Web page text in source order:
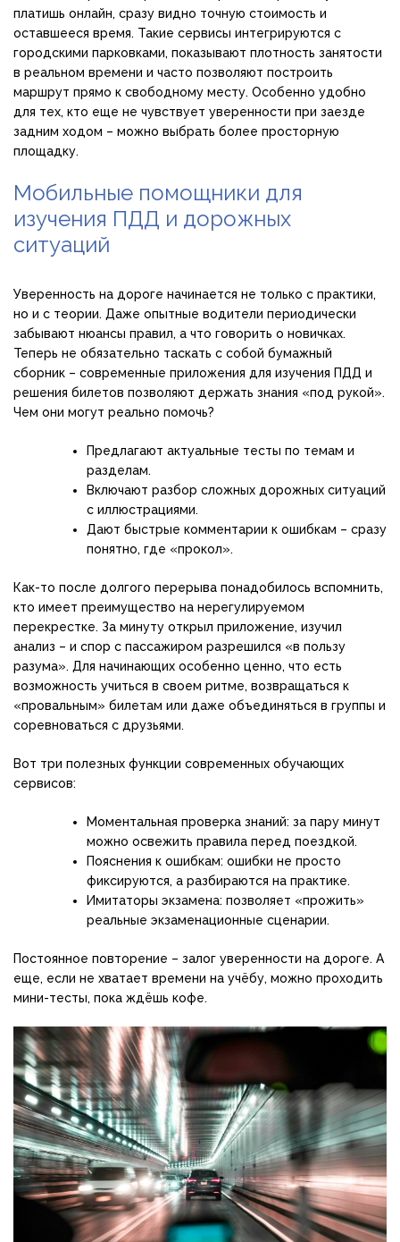
платишь онлайн, сразу видно точную стоимость и
оставшееся время. Такие сервисы интегрируются с
городскими парковками, показывают плотность занятости
в реальном времени и часто позволяют построить
маршрут прямо к свободному месту. Особенно удобно
для тех, кто еще не чувствует уверенности при заезде
задним ходом – можно выбрать более просторную
площадку.
Мобильные помощники для
изучения ПДД и дорожных
ситуаций
Уверенность на дороге начинается не только с практики,
но и с теории. Даже опытные водители периодически
забывают нюансы правил, а что говорить о новичках.
Теперь не обязательно таскать с собой бумажный
сборник – современные приложения для изучения ПДД и
решения билетов позволяют держать знания «под рукой».
Чем они могут реально помочь?
Предлагают актуальные тесты по темам и
разделам.
Включают разбор сложных дорожных ситуаций
с иллюстрациями.
Дают быстрые комментарии к ошибкам – сразу
понятно, где «прокол».
Как-то после долгого перерыва понадобилось вспомнить,
кто имеет преимущество на нерегулируемом
перекрестке. За минуту открыл приложение, изучил
анализ – и спор с пассажиром разрешился «в пользу
разума». Для начинающих особенно ценно, что есть
возможность учиться в своем ритме, возвращаться к
«провальным» билетам или даже объединяться в группы и
соревноваться с друзьями.
Вот три полезных функции современных обучающих
сервисов:
Моментальная проверка знаний: за пару минут
можно освежить правила перед поездкой.
Пояснения к ошибкам: ошибки не просто
фиксируются, а разбираются на практике.
Имитаторы экзамена: позволяет «прожить»
реальные экзаменационные сценарии.
Постоянное повторение – залог уверенности на дороге. А
еще, если не хватает времени на учёбу, можно проходить
мини-тесты, пока ждёшь кофе.